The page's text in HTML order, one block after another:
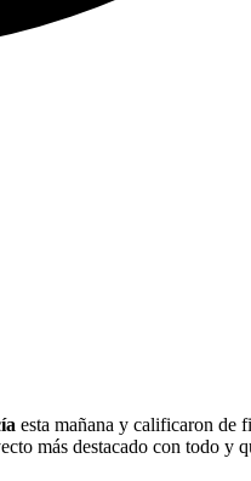
esta mañana y calificaron de
más destacado con todo y